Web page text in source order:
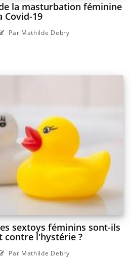
la masturbation féminine
Covid-19
Par Mathilde Debry
sextoys féminins sont-ils
contre l'hystérie ?
Par Mathilde Debry